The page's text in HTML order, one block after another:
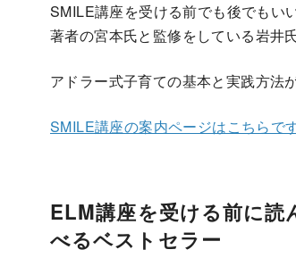
SMILE講座を受ける前でも後でもい
著者の宮本氏と監修をしている岩井
アドラー式子育ての基本と実践方法
SMILE講座の案内ページはこちらです
ELM講座を受ける前に読
べるベストセラー